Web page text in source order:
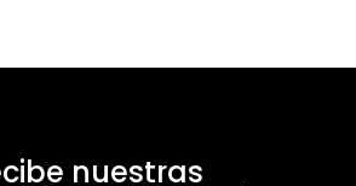
nuestras